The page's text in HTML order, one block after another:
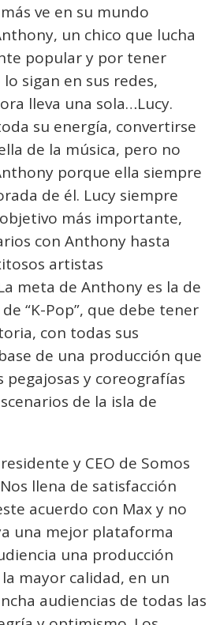
ve en su mundo
un chico que lucha
popular y por tener
sigan en sus redes,
lleva una sola…Lucy.
su energía, convertirse
de la música, pero no
porque ella siempre
de él. Lucy siempre
más importante,
con Anthony hasta
artistas
meta de Anthony es la de
“K-Pop”, que debe tener
con todas sus
de una producción que
pegajosas y coreografías
de la isla de
y CEO de Somos
llena de satisfacción
acuerdo con Max y no
una mejor plataforma
una producción
mayor calidad, en un
audiencias de todas las